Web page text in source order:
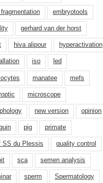
embryotools
gerhard van der horst
hiva alipour hyperactivation
iso led
manatee mefs
microscope
new version opinion
pig primate
SS du Plessis quality control
sca semen analysis
sperm Spermatology